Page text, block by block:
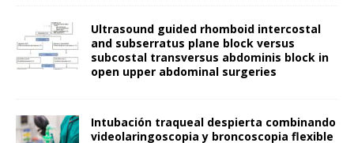
Ultrasound guided rhomboid intercostal
and subserratus plane block versus
subcostal transversus abdominis block in
open upper abdominal surgeries
Intubación traqueal despierta combinando
videolaringoscopia y broncoscopia flexible